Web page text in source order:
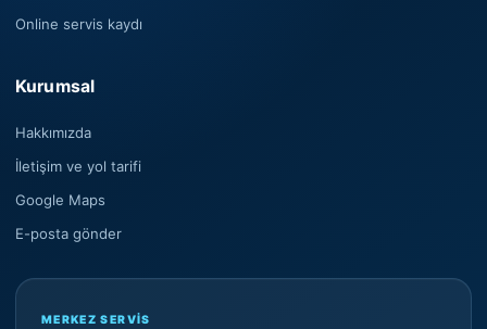
Online servis kaydı
Kurumsal
Hakkımızda
İletişim ve yol tarifi
Google Maps
E-posta gönder
MERKEZ SERVIS